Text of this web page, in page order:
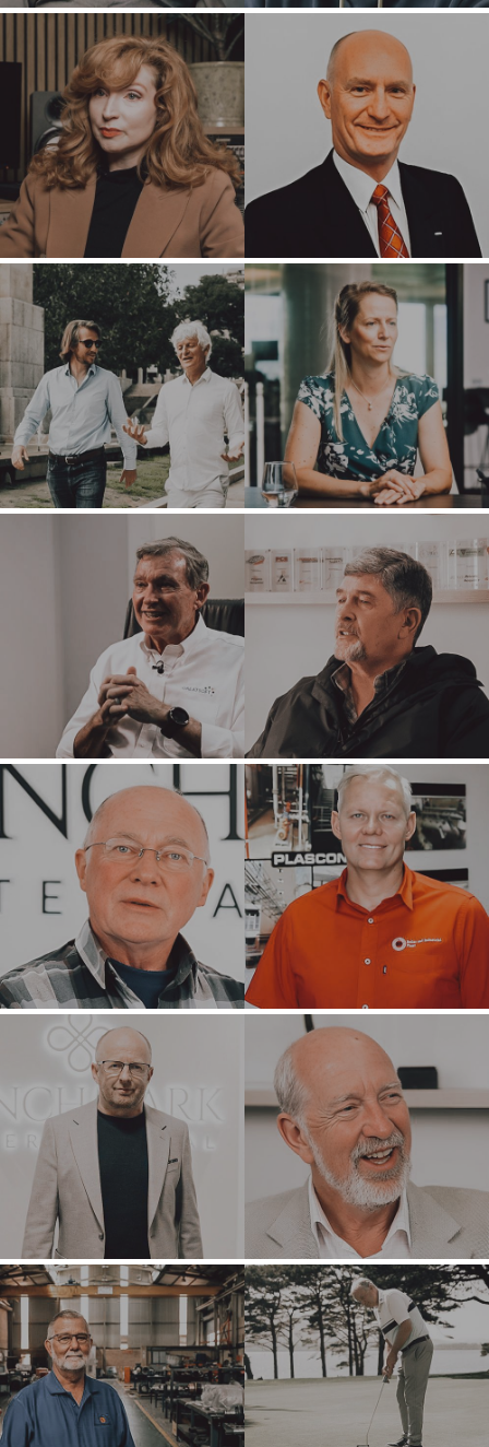
TUIS
OOR
ONS SUKSES
GLOBALE SPAN
BESTUURDERS
KOPERS
VERKEN ONS
GELEENTHEDE
STRATEGIESE
FINANSIËLE